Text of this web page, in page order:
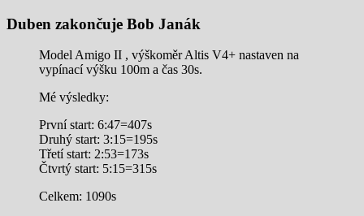
Duben zakončuje Bob Janák
Model Amigo II , výškoměr Altis V4+ nastaven na
vypínací výšku 100m a čas 30s.
Mé výsledky:
První start: 6:47=407s
Druhý start: 3:15=195s
Třetí start: 2:53=173s
Čtvrtý start: 5:15=315s
Celkem: 1090s